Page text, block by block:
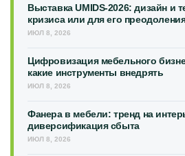
Выставка UMIDS-2026: дизайн и
кризиса или для его
ИЮЛ 8, 2026
Цифровизация мебельного
какие инструменты внедрять
ИЮЛ 8, 2026
Фанера в мебели: тренд на
диверсификация сбыта
ИЮЛ 8, 2026